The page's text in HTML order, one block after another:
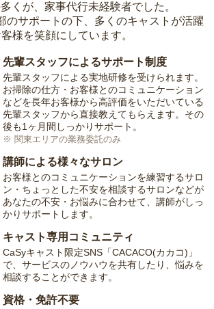
くが、家事代行未経験者でした。
のサポートの下、多くのキャストが活躍
様を笑顔にしています。
先輩スタッフによるサポート制度
先輩スタッフによる実地研修を受けられます。
お掃除の仕方・お客様とのコミュニケーション
などを長年お客様から高評価をいただいている
先輩スタッフから直接教えてもらえます。その
後も1ヶ月間しっかりサポート。
※ 関東エリアの業務委託のみ
講師による様々なサロン
お客様とのコミュニケーションを練習するサロ
ン・ちょっとした不安を相談するサロンなどが
あなたの不安・お悩みに合わせて、講師がしっ
かりサポートします。
キャスト専用コミュニティ
CaSyキャスト限定SNS「CACACO(カカコ)」
で、サービスのノウハウを共有したり、悩みを
相談することができます。
資格・免許不要